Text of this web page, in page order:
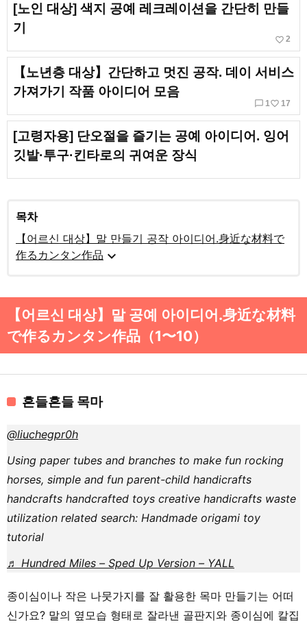
[노인 대상] 색지 공예 레크레이션을 간단히 만들
기
favorite_border 2
【노년층 대상】간단하고 멋진 공작. 데이 서비스
가져가기 작품 아이디어 모음
chat_bubble_outline 1 favorite_border 17
[고령자용] 단오절을 즐기는 공예 아이디어. 잉어
깃발·투구·킨타로의 귀여운 장식
목차
【어르신 대상】말 만들기 공작 아이디어.身近な材料で
作るカンタン作品 expand_more
【어르신 대상】말 공예 아이디어.身近な材料
で作るカンタン作品（1〜10）
흔들흔들 목마
@liuchegpr0h
Using paper tubes and branches to make fun rocking
horses, simple and fun parent-child handicrafts
handcrafts handcrafted toys creative handicrafts waste
utilization related search: Handmade origami toy
tutorial
♬ Hundred Miles – Sped Up Version – YALL
종이심이나 작은 나뭇가지를 잘 활용한 목마 만들기는 어떠
신가요? 말의 옆모습 형태로 잘라낸 골판지와 종이심에 칼집